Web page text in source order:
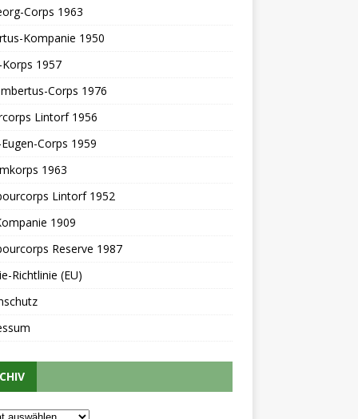
Corps 1963
Kompanie 1950
Korps 1957
Corps 1976
Lintorf 1956
Corps 1959
1963
Lintorf 1952
1909
Reserve 1987
Richtlinie (EU)